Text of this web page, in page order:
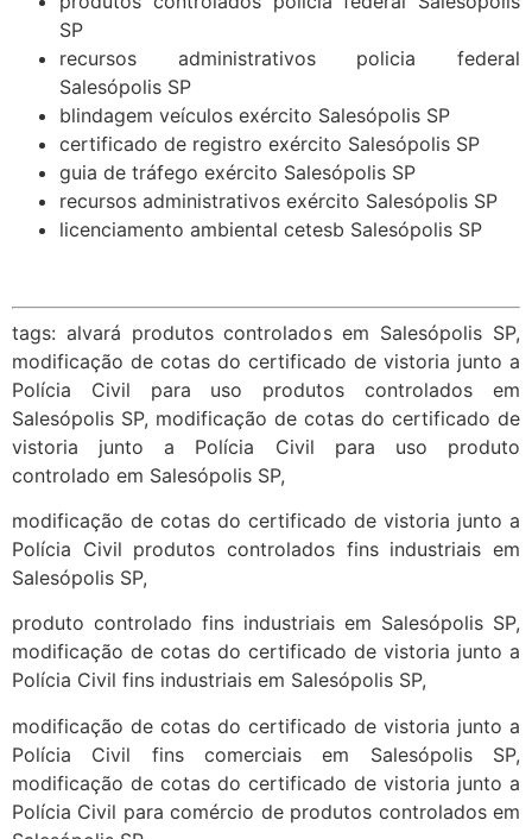
SP
recursos administrativos policia federal
Salesópolis SP
blindagem veículos exército Salesópolis SP
certificado de registro exército Salesópolis SP
guia de tráfego exército Salesópolis SP
recursos administrativos exército Salesópolis SP
licenciamento ambiental cetesb Salesópolis SP
tags: alvará produtos controlados em Salesópolis SP,
modificação de cotas do certificado de vistoria junto a
Polícia Civil para uso produtos controlados em
Salesópolis SP, modificação de cotas do certificado de
vistoria junto a Polícia Civil para uso produto
controlado em Salesópolis SP,
modificação de cotas do certificado de vistoria junto a
Polícia Civil produtos controlados fins industriais em
Salesópolis SP,
produto controlado fins industriais em Salesópolis SP,
modificação de cotas do certificado de vistoria junto a
Polícia Civil fins industriais em Salesópolis SP,
modificação de cotas do certificado de vistoria junto a
Polícia Civil fins comerciais em Salesópolis SP,
modificação de cotas do certificado de vistoria junto a
Polícia Civil para comércio de produtos controlados em